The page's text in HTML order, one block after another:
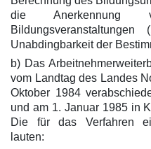
die Anerkennung
Unabdingbarkeit der
b) Das
vom Landtag des Landes
Oktober 1984
und am 1. Januar 1985 in
Die für das Verfahren
lauten: